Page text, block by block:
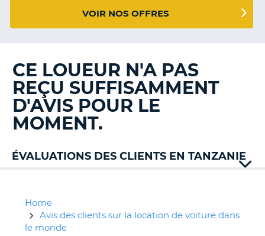
VOIR NOS OFFRES
CE LOUEUR N'A PAS
REÇU SUFFISAMMENT
D'AVIS POUR LE
MOMENT.
ÉVALUATIONS DES CLIENTS EN TANZANIE
Home
Avis des clients sur la location de voiture dans
le monde